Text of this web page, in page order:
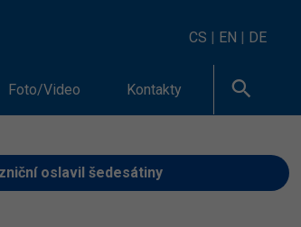
CS | EN | DE
Foto/Video Kontakty
oslavil šedesátiny